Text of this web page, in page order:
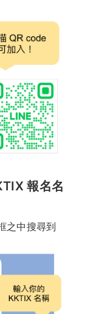
報名名
之中搜尋到